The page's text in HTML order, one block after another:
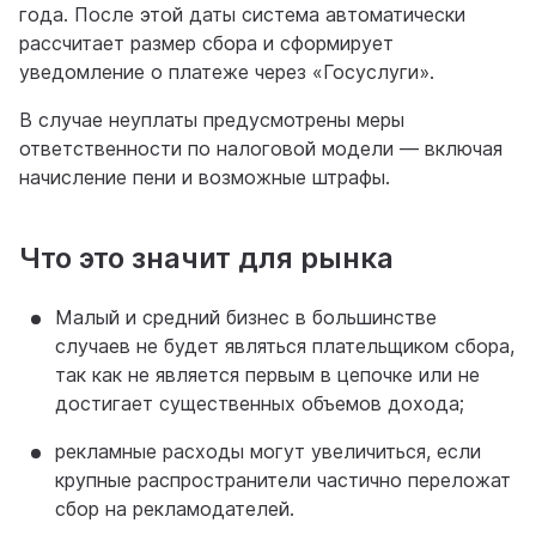
года. После этой даты система автоматически
рассчитает размер сбора и сформирует
уведомление о платеже через «Госуслуги».
В случае неуплаты предусмотрены меры
ответственности по налоговой модели — включая
начисление пени и возможные штрафы.
Что это значит для рынка
Малый и средний бизнес в большинстве
случаев не будет являться плательщиком сбора,
так как не является первым в цепочке или не
достигает существенных объемов дохода;
рекламные расходы могут увеличиться, если
крупные распространители частично переложат
сбор на рекламодателей.